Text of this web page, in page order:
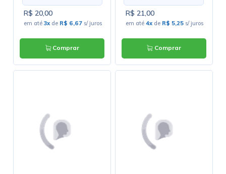
R$ 20,00
em até3x de R$ 6,67 s/ juros
Comprar
R$ 21,00
em até 4x de R$ 5,25 s/ juros
Comprar